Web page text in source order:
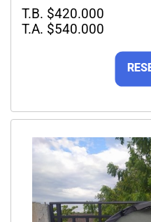
T.B. $420.000
T.A. $540.000